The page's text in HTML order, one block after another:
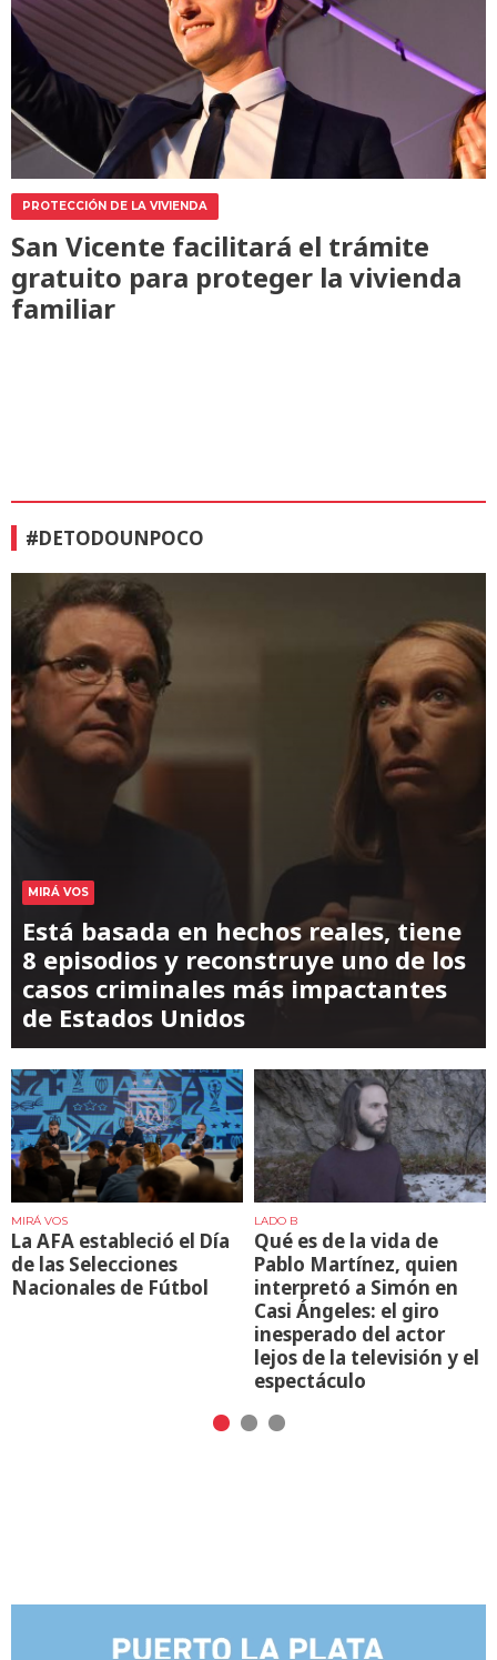
PROTECCIÓN DE LA VIVIENDA
San Vicente facilitará el trámite
gratuito para proteger la vivienda
familiar
#DETODOUNPOCO
MIRÁ VOS
Está basada en hechos reales, tiene
8 episodios y reconstruye uno de los
casos criminales más impactantes
de Estados Unidos
MIRÁ VOS
La AFA estableció el Día
de las Selecciones
Nacionales de Fútbol
LADO B
Qué es de la vida de
Pablo Martínez, quien
interpretó a Simón en
Casi Ángeles: el giro
inesperado del actor
lejos de la televisión y el
espectáculo